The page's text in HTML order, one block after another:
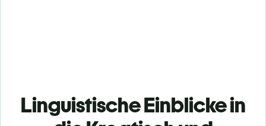
Linguistische Einblicke in